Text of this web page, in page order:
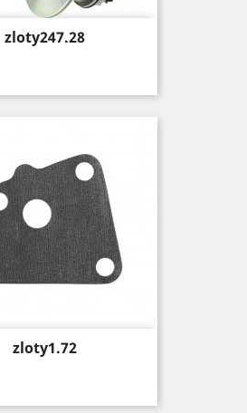
Price
zloty247.28
Price
zloty1.72